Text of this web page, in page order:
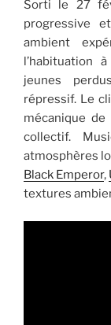
Sorti le 27
progressive
ambient
l’habituation
jeunes
répressif. Le
mécanique de
collectif.
atmosphères
Black Emperor,
textures